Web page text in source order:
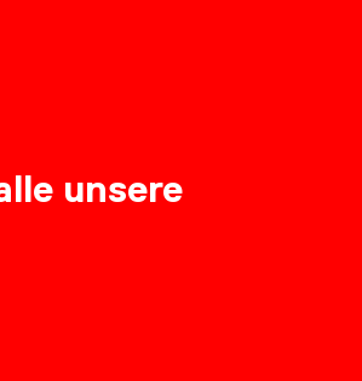
unsere